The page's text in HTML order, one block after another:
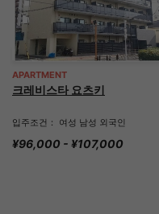
APARTMENT
크레비스타 요츠키
입주조건： 여성 남성 외국인
¥96,000 - ¥107,000